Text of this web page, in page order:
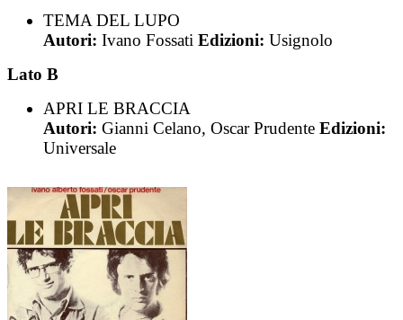
TEMA DEL LUPO
Autori: Ivano Fossati Edizioni: Usignolo
Lato B
APRI LE BRACCIA
Autori: Gianni Celano, Oscar Prudente Edizioni:
Universale